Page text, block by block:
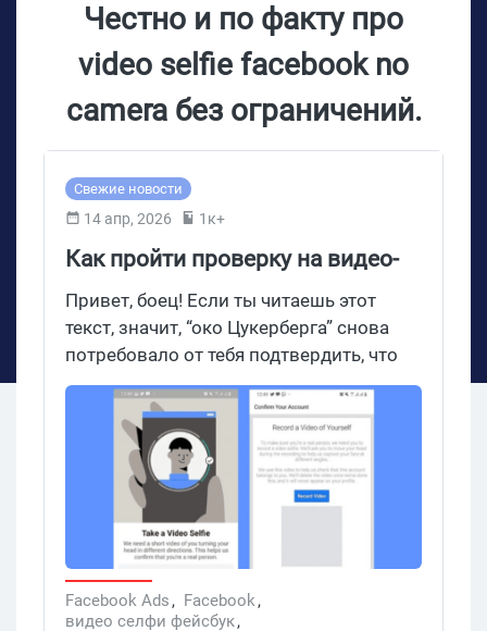
Честно и по факту про
video selfie facebook no
camera без ограничений.
Свежие новости
14 апр, 2026 1к+
Как пройти проверку на видео-
селфи в Facebook? Секретный
алгоритм создания аккаунтов с
железным трастом
Привет, боец! Если ты читаешь этот
текст, значит, “око Цукерберга” снова
потребовало от тебя подтвердить, что
ты — живой человек, а не нейросетевой
скрипт, штампующий гембла-креативы.
В 2026 году видео-селфи стало главным
фильтром Meta, который ежемесячно
уничтожает тысячи качественных
аккаунтов. Но там, где алгоритмы
закручивают гайки, арбитражники
находят резьбу. На базе тестов более
чем 500 соцаккаунтов (ГЕО: EU/PL,
возраст 120+ дней) было найдено и
Facebook Ads, Facebook,
видео селфи фейсбук,